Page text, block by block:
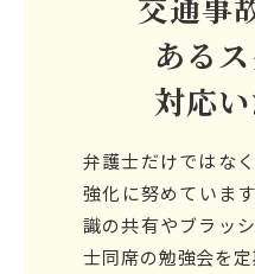
ある
対応
弁護士だけではな
強化に努めていま
識の共有やブラッ
士同席の勉強会を定